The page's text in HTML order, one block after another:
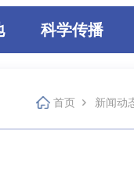
科学传播
首页 新闻动